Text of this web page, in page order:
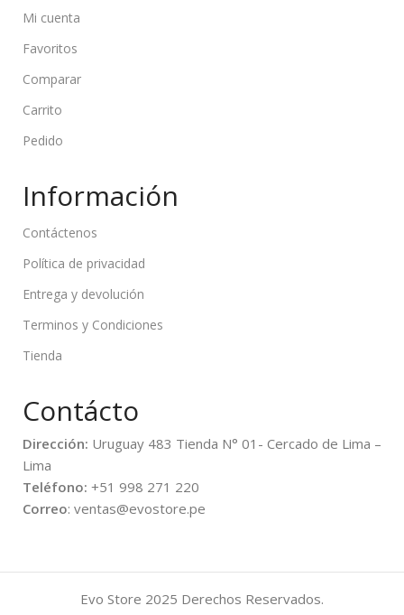
Mi cuenta
Favoritos
Comparar
Carrito
Pedido
Información
Contáctenos
Política de privacidad
Entrega y devolución
Terminos y Condiciones
Tienda
Contácto
Dirección: Uruguay 483 Tienda N° 01- Cercado de Lima –
Lima
Teléfono: +51 998 271 220
Correo: ventas@evostore.pe
Evo Store 2025 Derechos Reservados.